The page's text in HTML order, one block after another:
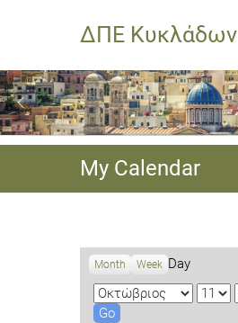
ΔΠΕ Κυκλάδων
My Calendar
Month Week Day
M
o
D